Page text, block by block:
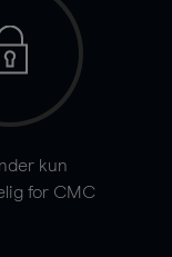
kun
for CMC